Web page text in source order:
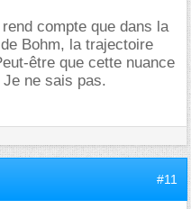
compte que dans la
Bohm, la trajectoire
être que cette nuance
ne sais pas.
#11